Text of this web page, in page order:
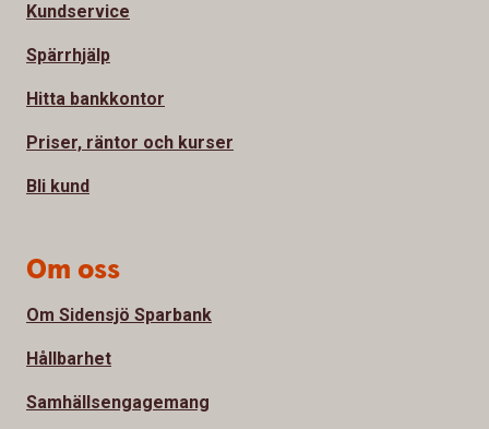
Kundservice
Spärrhjälp
Hitta bankkontor
Priser, räntor och kurser
Bli kund
Om oss
Om Sidensjö Sparbank
Hållbarhet
Samhällsengagemang